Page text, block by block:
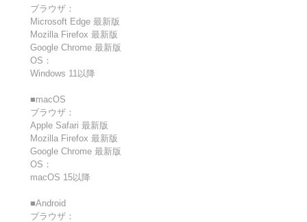
ブラウザ：
Microsoft Edge 最新版
Mozilla Firefox 最新版
Google Chrome 最新版
OS：
Windows 11以降
■macOS
ブラウザ：
Apple Safari 最新版
Mozilla Firefox 最新版
Google Chrome 最新版
OS：
macOS 15以降
■Android
ブラウザ：